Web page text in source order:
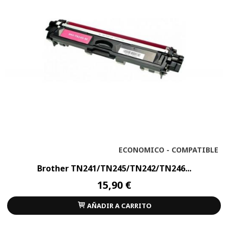
ECONOMICO - COMPATIBLE
Brother TN241/TN245/TN242/TN246...
15,90 €
AÑADIR A CARRITO